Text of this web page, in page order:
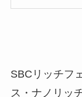
SBCリッチフ
ス・ナノリッ